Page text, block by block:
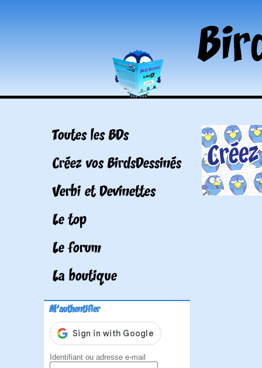
Toutes les BDs
Créez vos BirdsDessinés
Verbi et Devinettes
Le top
Le forum
La boutique
M'authentifier
Identifiant ou adresse e-mail